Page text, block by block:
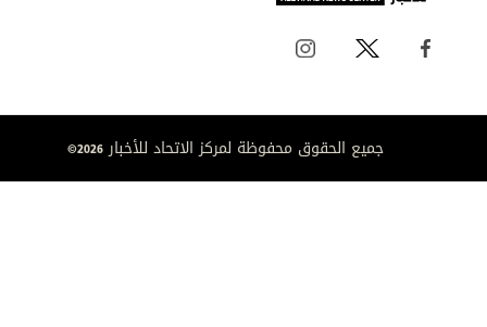
جميع الحقوق محفوظة لمركز الاتحاد للأخبار 2026©